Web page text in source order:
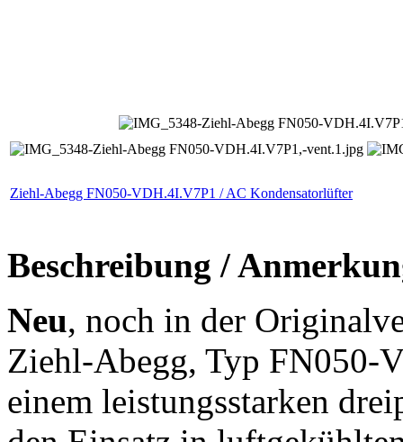
Ziehl-Abegg FN050-VDH.4I.V7P1 / AC Kondensatorlüfter
Beschreibung /
Neu, noch in der
Ziehl-Abegg, Typ FN050-
einem leistungsstarken